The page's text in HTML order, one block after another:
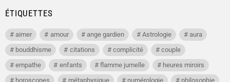
ÉTIQUETTES
aimer amour ange gardien Astrologie
aura
bouddhisme
citations complicité
couple
empathe
enfants flamme jumelle
heures miroirs
horoscopes
métaphysique numérologie philosophie